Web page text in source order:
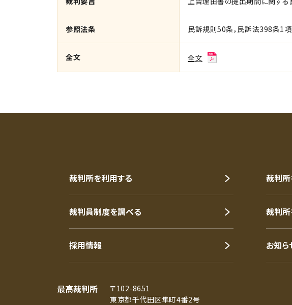
参照法条 民訴規則50条，民訴法398条1項
全文 全文
裁判所を利用する 裁判
裁判員制度を調べる 裁判
採用情報 お知ら
最高裁判所
〒102-8651
東京都千代田区隼町4番2号